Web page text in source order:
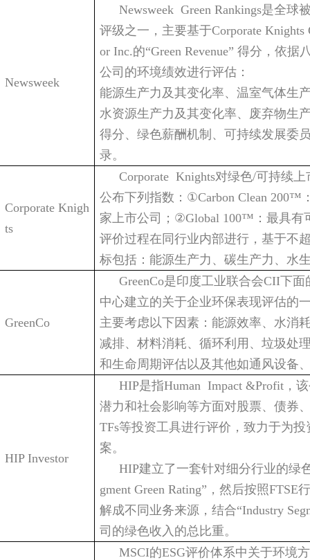
Newsweek
Newsweek Green Rankings是全球
评级之一，主要基于Corporate Knights
or Inc.的“Green Revenue” 得分，依据
公司的环境绩效进行评估：
能源生产力及其变化率、温室气体生
水资源生产力及其变化率、废弃物生
得分、绿色薪酬机制、可持续发展委
录。
Corporate Knigh
ts
Corporate Knights对绿色/可持续上
公布下列指数： ①Carbon Clean 200™
家上市公司； ②Global 100™ ：最具
评价过程在同行业内部进行，基于不
标包括：能源生产力、碳生产力、水
GreenCo
GreenCo是印度工业联合会CII下面
中心建立的关于企业环保表现评估的
主要考虑以下因素：能源效率、水消
减排、材料消耗、循环利用、垃圾处
和生命周期评估以及其他如通风设备
HIP Investor
HIP是指Human Impact &Profit ，
潜力和社会影响等方面对股票、债券
TFs等投资工具进行评价，致力于为
案。
HIP建立了一套针对细分行业的绿
gment Green Rating” ，然后按照FTSE
解成不同业务来源，结合“Industry
司的绿色收入的总比重。
MSCI的ESG评价体系中关于环境